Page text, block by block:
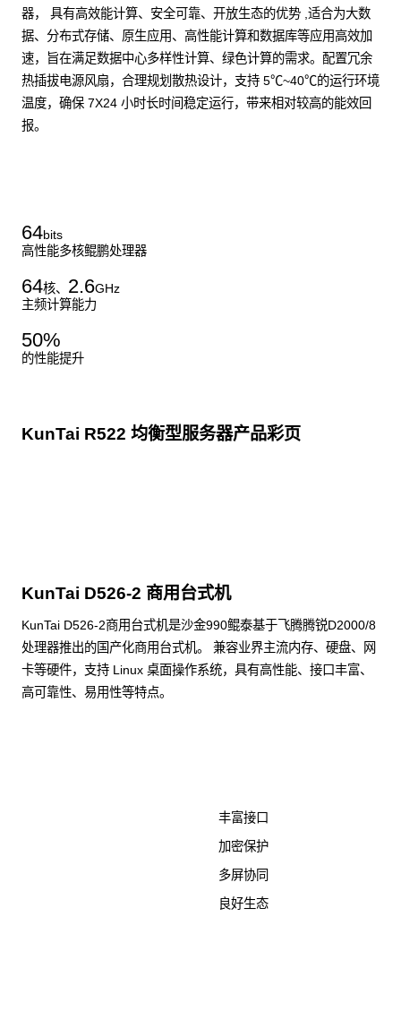
器， 具有高效能计算、安全可靠、开放生态的优势 ,适合为大数
据、分布式存储、原生应用、高性能计算和数据库等应用高效加
速，旨在满足数据中心多样性计算、绿色计算的需求。配置冗余
热插拔电源风扇，合理规划散热设计，支持 5℃~40℃的运行环境
温度，确保 7X24 小时长时间稳定运行，带来相对较高的能效回
报。
64bits
高性能多核鲲鹏处理器
64核、 2.6GHz
主频计算能力
50%
的性能提升
KunTai R522 均衡型服务器产品彩页
KunTai D526-2 商用台式机
KunTai D526-2商用台式机是沙金990鲲泰基于飞腾腾锐D2000/8
处理器推出的国产化商用台式机。 兼容业界主流内存、硬盘、网
卡等硬件，支持 Linux 桌面操作系统，具有高性能、接口丰富、
高可靠性、易用性等特点。
丰富接口
加密保护
多屏协同
良好生态